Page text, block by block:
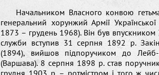
Начальником Власного конвою
генеральний хорунжий Армії
1873 – грудень 1968). Він був
служби вступив 31 серпня 1892 р.
(1894), вийшов підпоручиком до Лейб-
(Варшава). 8 серпня 1898 р. став
грудня 1903 р. – ротмістром і того ж